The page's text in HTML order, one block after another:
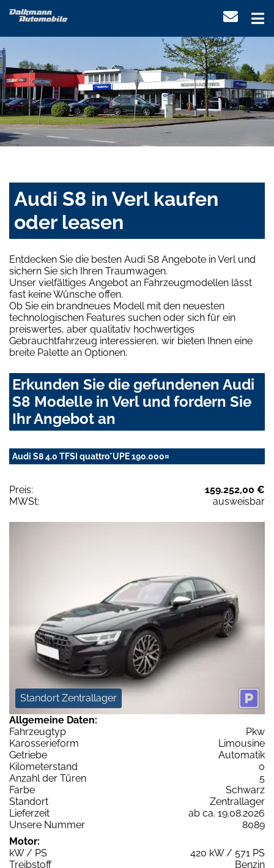
Audi S8 in Verl kaufen
oder leasen
Entdecken Sie die besten Audi S8 Angebote in Verl und
sichern Sie sich Ihren Traumwagen.
Unser vielfältiges Angebot an Fahrzeugmodellen lässt
fast keine Wünsche offen.
Ob Sie ein brandneues Modell mit den neuesten
technologischen Features suchen oder sich für ein
preiswertes, aber qualitativ hochwertiges
Gebrauchtfahrzeug interessieren, wir bieten Ihnen eine
breite Palette an Optionen.
Erkunden Sie die gefundenen Audi
S8 Modelle in Verl und fordern Sie
Ihr Angebot an
Audi S8 4.0 TFSI quattro*UPE 190.000¤
Preis:
159.252,00 €
MWSt:
ausweisbar
Standort Zentrallager
Allgemeine Daten:
Fahrzeugtyp
Pkw
Karosserieform
Limousine
Getriebe
Automatik
Kilometerstand
0
Anzahl der Türen
5
Farbe
Schwarz
Standort
Zentrallager
Lieferzeit
ab ca. 19.08.2026
Unsere Nummer
8089
Motor:
kW / PS
420 kW / 571 PS
Treibstoff
Benzin